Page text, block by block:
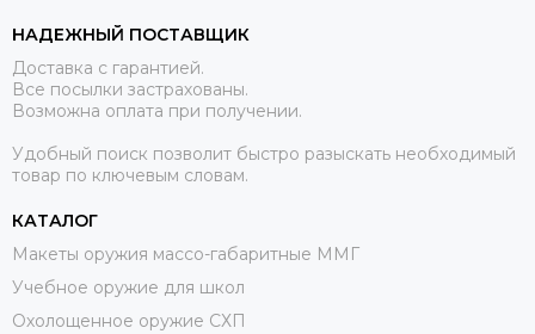
НАДЕЖНЫЙ ПОСТАВЩИК
Доставка с гарантией.
Все посылки застрахованы.
Возможна оплата при получении.
Удобный поиск позволит быстро разыскать необходимый
товар по ключевым словам.
КАТАЛОГ
Макеты оружия массо-габаритные ММГ
Учебное оружие для школ
Охолощенное оружие СХП